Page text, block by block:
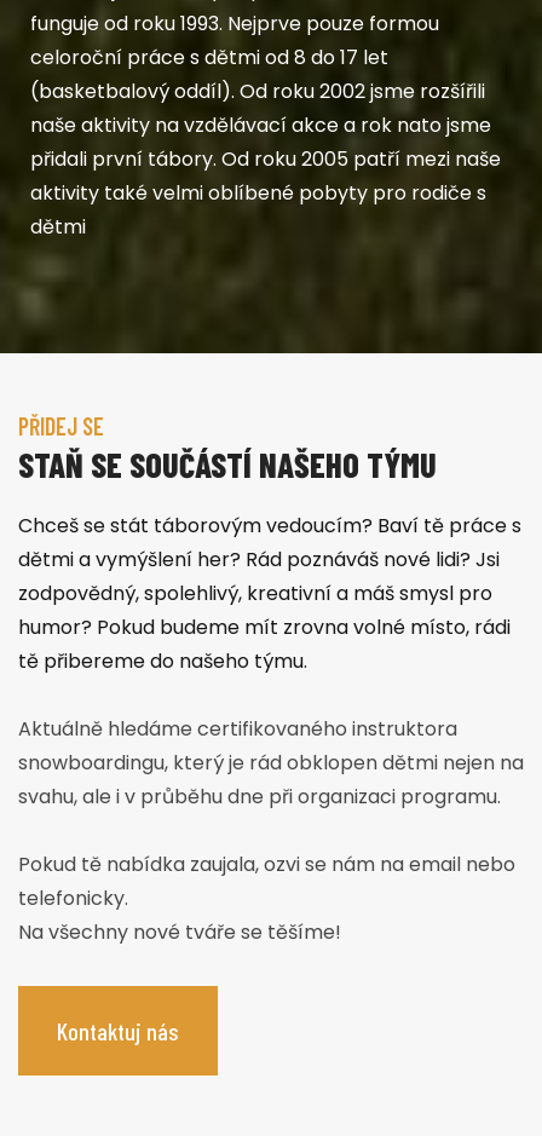
funguje od roku 1993. Nejprve pouze formou
celoroční práce s dětmi od 8 do 17 let
(basketbalový oddíl). Od roku 2002 jsme rozšířili
naše aktivity na vzdělávací akce a rok nato jsme
přidali první tábory. Od roku 2005 patří mezi naše
aktivity také velmi oblíbené pobyty pro rodiče s
dětmi
PŘIDEJ SE
STAŇ SE SOUČÁSTÍ NAŠEHO TÝMU
Chceš se stát táborovým vedoucím? Baví tě práce s
dětmi a vymýšlení her? Rád poznáváš nové lidi? Jsi
zodpovědný, spolehlivý, kreativní a máš smysl pro
humor? Pokud budeme mít zrovna volné místo, rádi
tě přibereme do našeho týmu.
Aktuálně hledáme certifikovaného instruktora
snowboardingu, který je rád obklopen dětmi nejen na
svahu, ale i v průběhu dne při organizaci programu.
Pokud tě nabídka zaujala, ozvi se nám na email nebo
telefonicky.
Na všechny nové tváře se těšíme!
Kontaktuj nás